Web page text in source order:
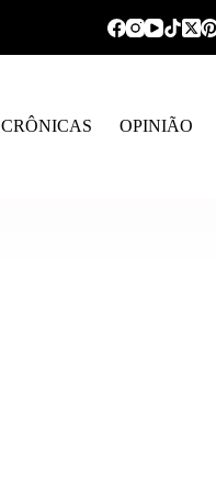
CRÔNICAS OPINIÃO